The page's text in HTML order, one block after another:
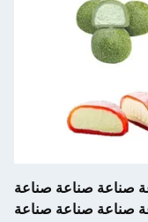
صناعة صناعة صناعة
صناعة صناعة صناعة